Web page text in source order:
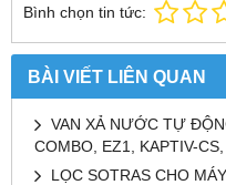
Bình chọn tin tức:
BÀI VIẾT LIÊN QUAN
VAN XẢ NƯỚC TỰ
COMBO, EZ1, KAPTIV-
LỌC SOTRAS CHO